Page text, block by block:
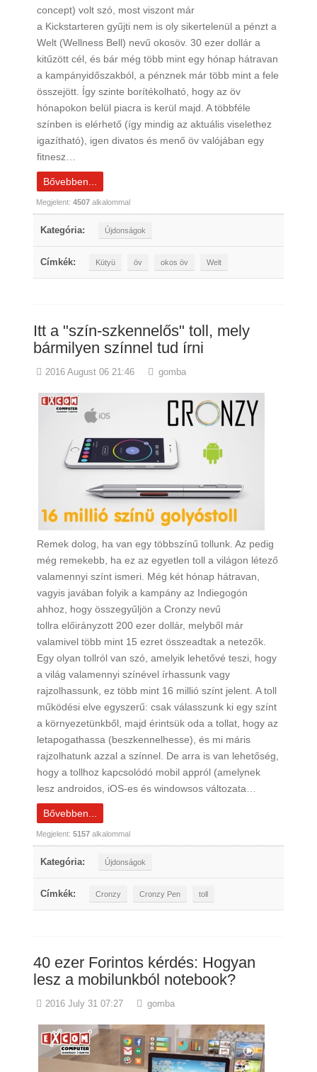
concept) volt szó, most viszont már
a Kickstarteren gyűjti nem is oly sikertelenül a pénzt a
Welt (Wellness Bell) nevű okosöv. 30 ezer dollár a
kitűzött cél, és bár még több mint egy hónap hátravan
a kampányidőszakból, a pénznek már több mint a fele
összejött. Így szinte borítékolható, hogy az öv
hónapokon belül piacra is kerül majd. A többféle
színben is elérhető (így mindig az aktuális viselethez
igazítható), igen divatos és menő öv valójában egy
fitnesz…
Bővebben...
Megjelent: 4507alkalommal
Kategória: Újdonságok
Címkék: Kütyü öv okos öv Welt
Itt a "szín-szkennelős" toll, mely
bármilyen színnel tud írni
2016 August 06 21:46 gomba
Remek dolog, ha van egy többszínű tollunk. Az pedig
még remekebb, ha ez az egyetlen toll a világon létező
valamennyi színt ismeri. Még két hónap hátravan,
vagyis javában folyik a kampány az Indiegogón
ahhoz, hogy összegyűljön a Cronzy nevű
tollra előirányzott 200 ezer dollár, melyből már
valamivel több mint 15 ezret összeadtak a netezők.
Egy olyan tollról van szó, amelyik lehetővé teszi, hogy
a világ valamennyi színével írhassunk vagy
rajzolhassunk, ez több mint 16 millió színt jelent. A toll
működési elve egyszerű: csak válasszunk ki egy színt
a környezetünkből, majd érintsük oda a tollat, hogy az
letapogathassa (beszkennelhesse), és mi máris
rajzolhatunk azzal a színnel. De arra is van lehetőség,
hogy a tollhoz kapcsolódó mobil appról (amelynek
lesz androidos, iOS-es és windowsos változata…
Bővebben...
Megjelent: 5157alkalommal
Kategória: Újdonságok
Címkék: Cronzy Cronzy Pen toll
40 ezer Forintos kérdés: Hogyan
lesz a mobilunkból notebook?
2016 July 31 07:27 gomba